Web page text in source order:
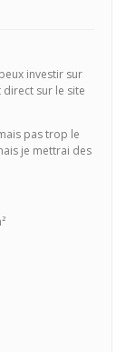
investir sur
direct sur le site
pas trop le
je mettrai des